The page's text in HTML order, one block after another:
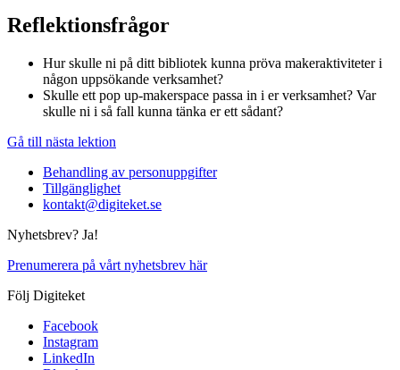
Reflektionsfrågor
Hur skulle ni på ditt bibliotek kunna pröva makeraktiviteter i
någon uppsökande verksamhet?
Skulle ett pop up-makerspace passa in i er verksamhet? Var
skulle ni i så fall kunna tänka er ett sådant?
Gå till nästa lektion
Behandling av personuppgifter
Tillgänglighet
kontakt@digiteket.se
Nyhetsbrev? Ja!
Prenumerera på vårt nyhetsbrev här
Följ Digiteket
Facebook
Instagram
LinkedIn